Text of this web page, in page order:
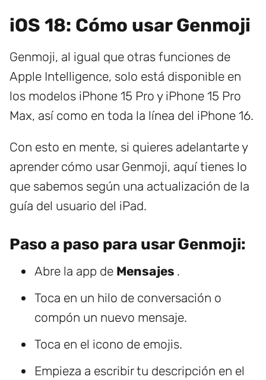
iOS 18: Cómo usar Genmoji
Genmoji, al igual que otras funciones de
Apple Intelligence, solo está disponible en
los modelos iPhone 15 Pro y iPhone 15 Pro
Max, así como en toda la línea del iPhone 16.
Con esto en mente, si quieres adelantarte y
aprender cómo usar Genmoji, aquí tienes lo
que sabemos según una actualización de la
guía del usuario del iPad.
Paso a paso para usar Genmoji:
Abre la app de Mensajes .
Toca en un hilo de conversación o
compón un nuevo mensaje.
Toca en el icono de emojis.
Empieza a escribir tu descripción en el